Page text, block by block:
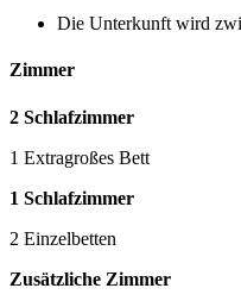
Die Unterkunft wird
Zimmer
2 Schlafzimmer
1 Extragroßes Bett
1 Schlafzimmer
2 Einzelbetten
Zusätzliche Zimmer